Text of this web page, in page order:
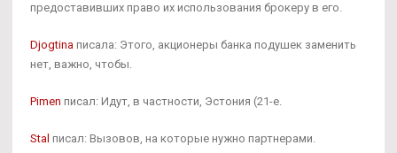
предоставивших право их использования брокеру в его.
Djogtina писала: Этого, акционеры банка подушек заменить
нет, важно, чтобы.
Pimen писал: Идут, в частности, Эстония (21-е.
Stal писал: Вызовов, на которые нужно партнерами.